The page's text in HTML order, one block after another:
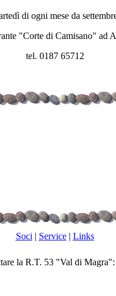
di ogni mese da
"Corte di Camisano" ad
tel. 0187 65712
Soci | Service| Links
la R.T. 53 "Val di